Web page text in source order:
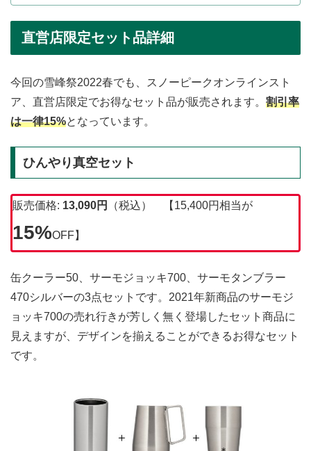
直営店限定セット品詳細
今回の雪峰祭2022春でも、スノーピークオンラインスト
ア、直営店限定でお得なセット品が販売されます。 割引率
は一律15%となっています。
ひんやり真空セット
販売価格: 13,090円 （税込） 【15,400円相当が
15%OFF】
缶クーラー50、サーモジョッキ700、サーモタンブラー
470シルバーの3点セットです。2021年新商品のサーモジ
ョッキ700の売れ行きが芳しく無く登場したセット商品に
見えますが、デザインを揃えることができるお得なセット
です。